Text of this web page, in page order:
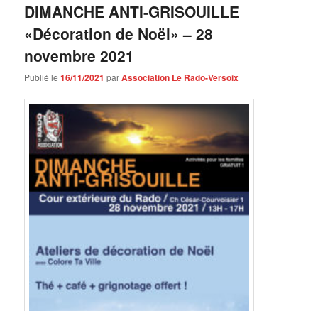
DIMANCHE ANTI-GRISOUILLE
«Décoration de Noël» – 28
novembre 2021
Publié le16/11/2021 parAssociation Le Rado-Versoix